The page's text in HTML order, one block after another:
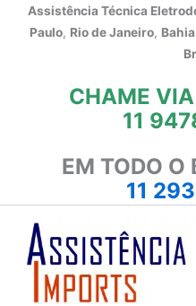
Assistência Técnica
Paulo, Rio de Janeiro, Bahia
CHAME
11
EM TODO O
11